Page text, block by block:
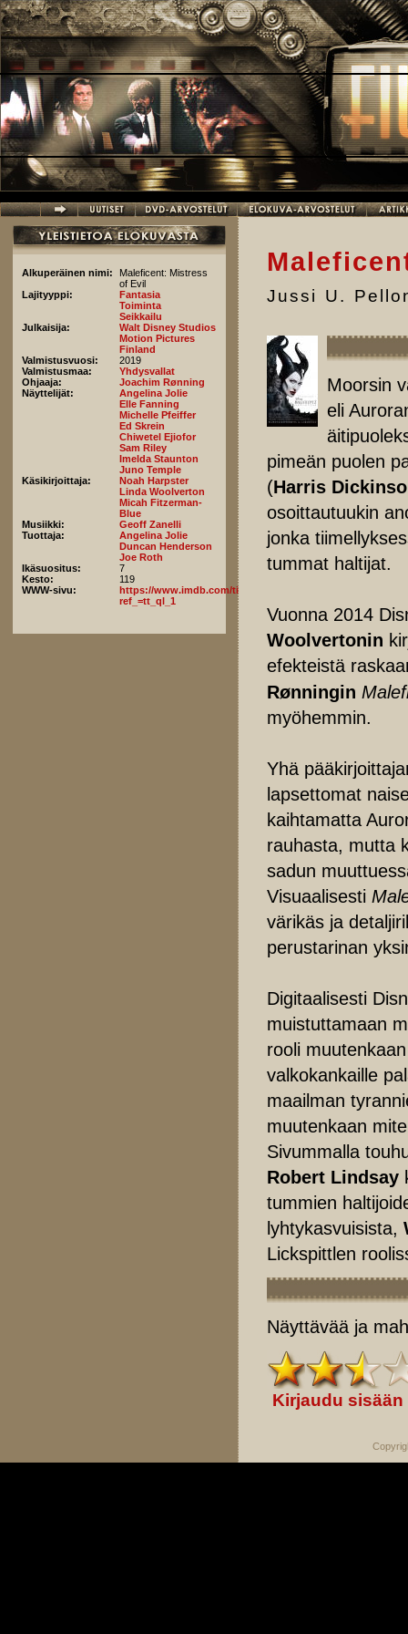
Hyppää pääsisältöön
Alkuperäinen nimi:
Maleficent: Mistress
of Evil
Lajityyppi:
Fantasia
Toiminta
Seikkailu
Julkaisija:
Walt Disney Studios
Motion Pictures
Finland
Valmistusvuosi:
2019
Valmistusmaa:
Yhdysvallat
Ohjaaja:
Joachim Rønning
Näyttelijät:
Angelina Jolie
Elle Fanning
Michelle Pfeiffer
Ed Skrein
Chiwetel Ejiofor
Sam Riley
Imelda Staunton
Juno Temple
Käsikirjoittaja:
Noah Harpster
Linda Woolverton
Micah Fitzerman-
Blue
Musiikki:
Geoff Zanelli
Tuottaja:
Angelina Jolie
Duncan Henderson
Joe Roth
Ikäsuositus:
7
Kesto:
119
WWW-sivu:
https://www.imdb.com/title/tt4777008/fullcredits?
ref_=tt_ql_1
Jussi U.
Moorsin
eli
pimeän puolen
(Harris
osoittautuukin
jonka
tummat haltijat.
Vuonna 2014
Woolvertonin
efekteistä
Rønningin
myöhemmin.
Yhä
lapsettomat
kaihtamatta
rauhasta, mutta
sadun
Visuaalisesti
värikäs ja
perustarinan
Digitaalisesti
muistuttamaan
rooli
valkokankaille
maailman
muutenkaan
Sivummalla
Robert Lindsay
tummien
lyhtykasvuisista,
Lickspittlen
Näyttävää ja
Kirjaudu sisään